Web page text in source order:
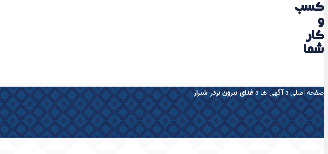
کسب
و
کار
شما
صفحه اصلی»آگهی ها»غذای بیرون بردر شیراز